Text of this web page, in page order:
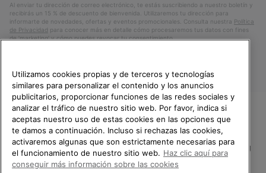
Al enviar tu dirección de correo electrónico, te estás suscribiendo a nuestro boletín y
recibirás un 15 % de descuento de bienvenida. Utilizaremos tu dirección para
informarte de novedades, ofertas y eventos promocionales. Consulta nuestra Política
de Privacidad para conocer más en detalle cómo procesaremos tus datos con fines
de ’marketing’ y cómo puedes revocar tu consentimiento.
España
TE DAMOS LA BIENVENIDA A
SOREL.
POR FAVOR, SELECCIONA TU
PAÍS.
Utilizamos cookies propias y de terceros y tecnologías
similares para personalizar el contenido y los anuncios
publicitarios, proporcionar funciones de las redes sociales y
analizar el tráfico de nuestro sitio web. Por favor, indica si
aceptas nuestro uso de estas cookies en las opciones que
te damos a continuación. Incluso si rechazas las cookies,
activaremos algunas que son estrictamente necesarias para
el funcionamiento de nuestro sitio web. Haz clic aquí para
conseguir más información sobre las cookies